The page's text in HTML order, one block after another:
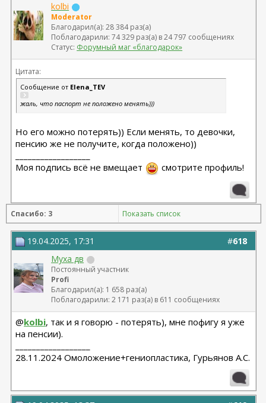
kolbi
Moderator
Благодарил(а): 28 384 раз(а)
Поблагодарили: 74 329 раз(а) в 24 797 сообщениях
Статус: Форумный маг «благодарок»
Цитата:
Сообщение от Elena_TEV
жаль, что паспорт не положено менять)))
Но его можно потерять)) Если менять, то девочки,
пенсию же не получите, когда положено))
Моя подпись всё не вмещает
смотрите профиль!
Спасибо: 3 Показать список
#618
19.04.2025, 17:31
Муха дв
Постоянный участник
Profi
Благодарил(а): 1 658 раз(а)
Поблагодарили: 2 171 раз(а) в 611 сообщениях
@kolbi, так и я говорю - потерять), мне пофигу я уже
на пенсии).
28.11.2024 Омоложение+гениопластика, Гурьянов А.С.